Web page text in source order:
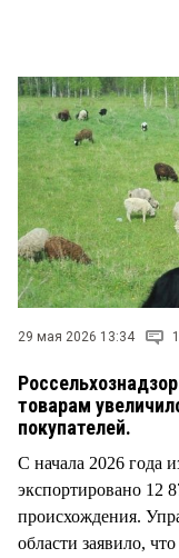
29 мая 2026 13:34 1
товарам
покупателей.
С начала 2026 года
экспортировано 12
происхождения.
области заявило,